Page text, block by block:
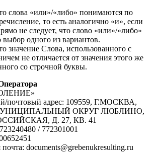
слова «или»/«либо» понимаются по
то есть аналогично «и», если
не следует, что слово «или»/»либо»
выбор одного из вариантов.
значение Слова, использованного с
не отличается от значения этого же
со строчной буквы.
почтовый адрес: 109559, Г.МОСКВА,
ОКРУГ ЛЮБЛИНО,
Д. 27, КВ. 41
/ 772301001
documents@grebenukresulting.ru